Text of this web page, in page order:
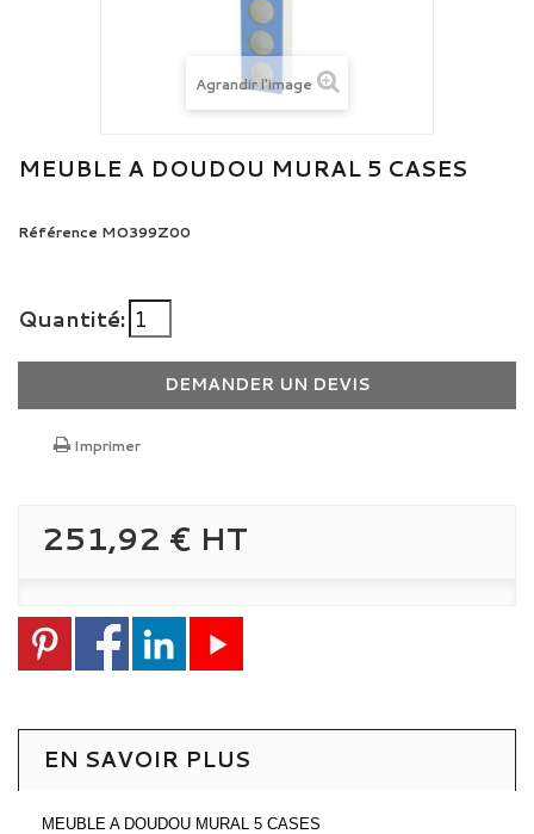
Agrandir l'image
MEUBLE A DOUDOU MURAL 5 CASES
Référence MO399Z00
Quantité:
DEMANDER UN DEVIS
Imprimer
251,92 € HT
EN SAVOIR PLUS
MEUBLE A DOUDOU MURAL 5 CASES